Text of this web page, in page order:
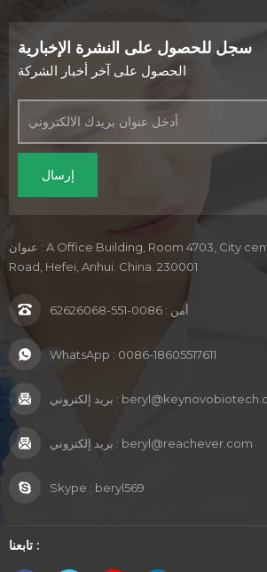
سجل للحصول على النشرة الإخبارية
الحصول على آخر أخبار الشركة
عنوان : A Office Building, Room 4703, City centre, No. 333, Qimen
Road, Hefei, Anhui. China. 230001
أمن : 0086-551-62626068
WhatsApp : 0086-18605517611
بريد إلكتروني :
بريد إلكتروني : beryl@reachever.com
Skype : beryl569
تابعنا :